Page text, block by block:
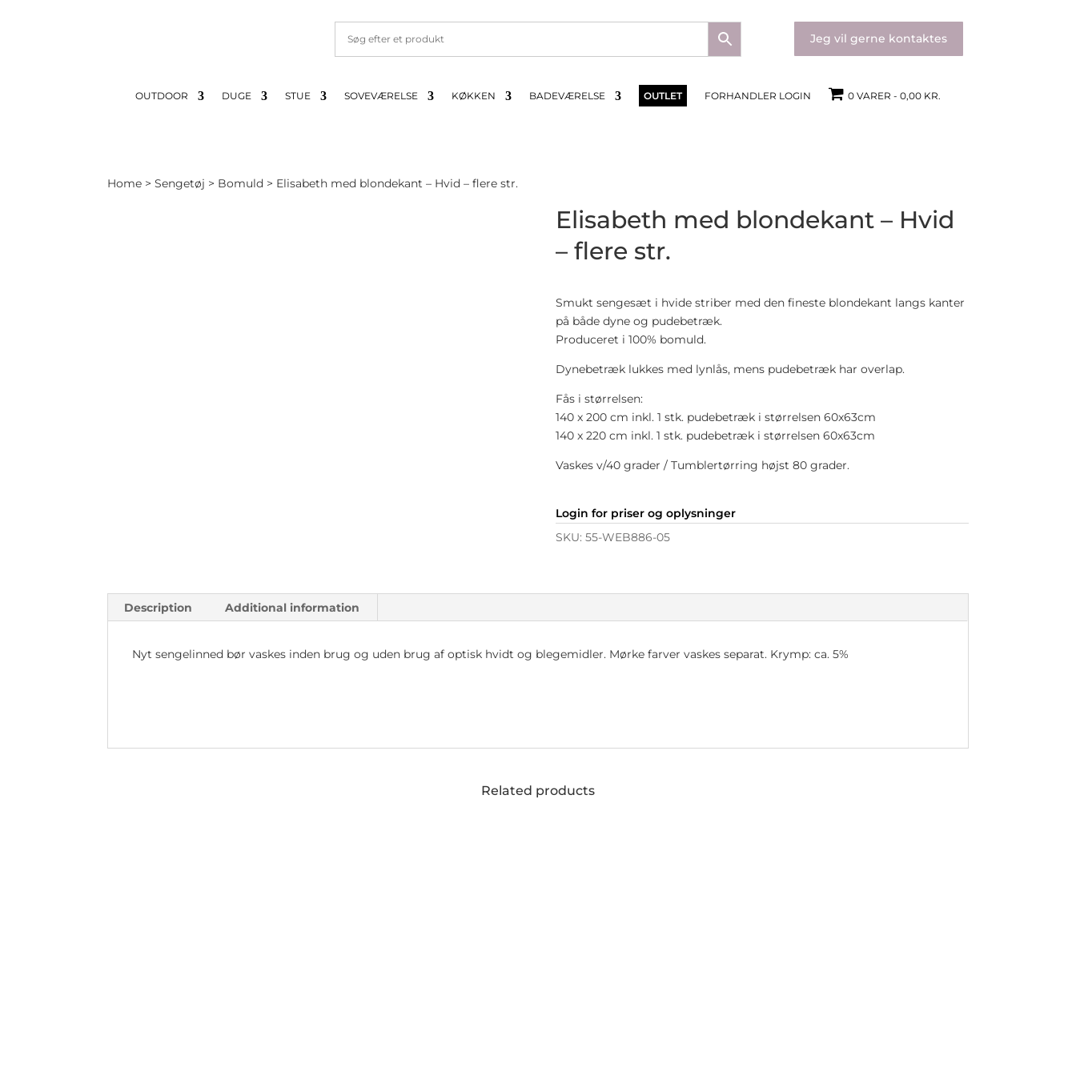
Jeg vil gerne kontaktes
OUTDOOR DUGE STUE SOVEVÆRELSE KØKKEN BADEVÆRELSE OUTLET FORHANDLER LOGIN 0 VARER 0,00 KR.
Home >Sengetøj > Bomuld > Elisabeth med blondekant – Hvid – flere str.
Elisabeth med blondekant – Hvid
– flere str.
Smukt sengesæt i hvide striber med den fineste blondekant langs kanter
på både dyne og pudebetræk.
Produceret i 100% bomuld.
Dynebetræk lukkes med lynlås, mens pudebetræk har overlap.
Fås i størrelsen:
140 x 200 cm inkl. 1 stk. pudebetræk i størrelsen 60x63cm
140 x 220 cm inkl. 1 stk. pudebetræk i størrelsen 60x63cm
Vaskes v/40 grader / Tumblertørring højst 80 grader.
Login for priser og oplysninger
SKU: 55-WEB886-05
Description Additional information
Nyt sengelinned bør vaskes inden brug og uden brug af optisk hvidt og blegemidler. Mørke farver vaskes separat. Krymp: ca. 5%
Related products